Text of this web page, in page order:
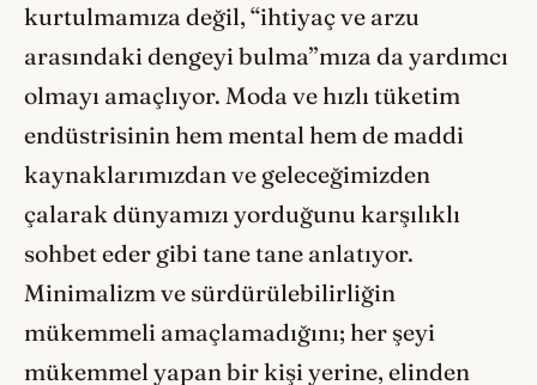
kurtulmamıza değil, “ihtiyaç ve arzu
arasındaki dengeyi bulma’’mıza da yardımcı
olmayı amaçlıyor. Moda ve hızlı tüketim
endüstrisinin hem mental hem de maddi
kaynaklarımızdan ve geleceğimizden
çalarak dünyamızı yorduğunu karşılıklı
sohbet eder gibi tane tane anlatıyor.
Minimalizm ve sürdürülebilirliğin
mükemmeli amaçlamadığını; her şeyi
mükemmel yapan bir kişi yerine, elinden